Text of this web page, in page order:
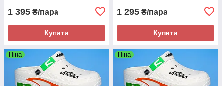
1 395 ₴/пара
Купити
1 295 ₴/пара
Купити
Піна Піна